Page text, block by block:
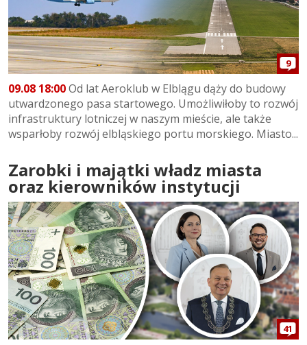
9
09.08 18:00Od lat Aeroklub w Elblągu dąży do budowy
utwardzonego pasa startowego. Umożliwiłoby to rozwój
infrastruktury lotniczej w naszym mieście, ale także
wsparłoby rozwój elbląskiego portu morskiego. Miasto...
Zarobki i majątki władz miasta
oraz kierowników instytucji
41